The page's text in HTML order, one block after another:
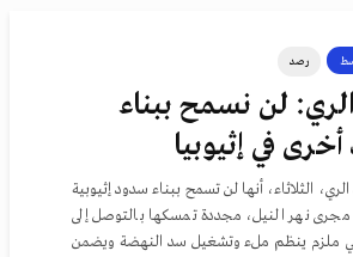
رصد
الري: لن نسمح ببناء
في إثيوبيا
الثلاثاء، أنها لن تسمح ببناء سدود إثيوبية
نهر النيل، مجددة تمسكها بالتوصل إلى
ملزم ينظم ملء وتشغيل سد النهضة ويضمن